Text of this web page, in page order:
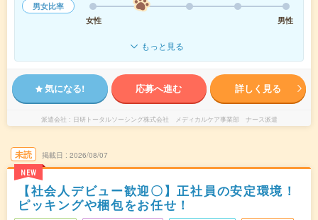
男女比率
女性
男性
もっと見る
気になる! 応募へ進む 詳しく見る
派遣会社 日研トータルソーシング株式会社 メディカルケア事業部 ナース派遣
未読
NEW
掲載日 2026/08/07
【社会人デビュー歓迎〇】正社員の安定環境！
ピッキングや梱包をお任せ！